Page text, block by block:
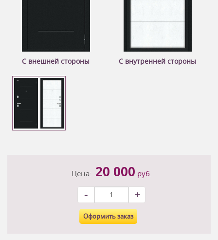
С внешней стороны С внутренней стороны
Цена: 20 000 руб.
- +
Оформить заказ